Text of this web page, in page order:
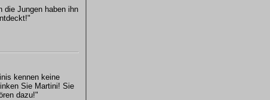
die Jungen haben ihn
kennen keine
Sie Martini! Sie
dazu!"